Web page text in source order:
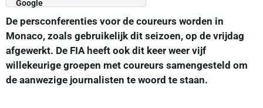
De persconferenties voor de coureurs worden in
Monaco, zoals gebruikelijk dit seizoen, op de vrijdag
afgewerkt. De FIA heeft ook dit keer weer vijf
willekeurige groepen met coureurs samengesteld om
de aanwezige journalisten te woord te staan.